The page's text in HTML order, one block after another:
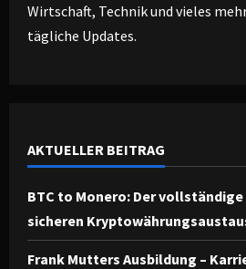
Wirtschaft, Technik und vieles
tägliche Updates.
AKTUELLER BEITRAG
BTC to Monero: Der
sicheren
Frank Mutters Ausbildung –